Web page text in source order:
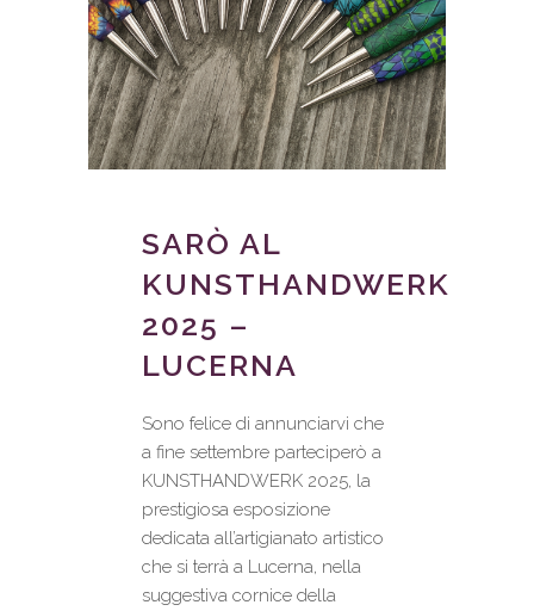
SARÒ AL
KUNSTHANDWERK
2025 –
LUCERNA
Sono felice di annunciarvi che
a fine settembre parteciperò a
KUNSTHANDWERK 2025, la
prestigiosa esposizione
dedicata all’artigianato artistico
che si terrà a Lucerna, nella
suggestiva cornice della